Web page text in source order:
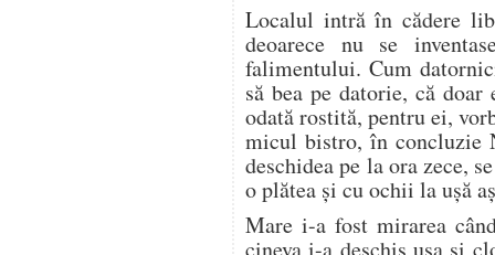
Localul intră în cădere
deoarece nu se
falimentului. Cum
să bea pe datorie, că
odată rostită, pentru ei,
micul bistro, în concluzie
deschidea pe la ora zece,
o plătea şi cu ochii la uşă
Mare i-a fost mirarea
cineva i-a deschis uşa şi